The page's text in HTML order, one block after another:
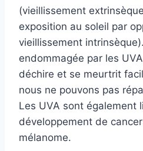
(vieillissement
exposition au soleil par
vieillissement
endommagée par les
déchire et se meurtrit
nous ne pouvons pas
Les UVA sont également
développement de
mélanome.